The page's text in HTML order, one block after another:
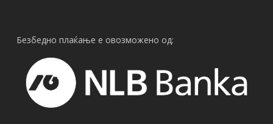
Безбедно плаќање е овозможено од: